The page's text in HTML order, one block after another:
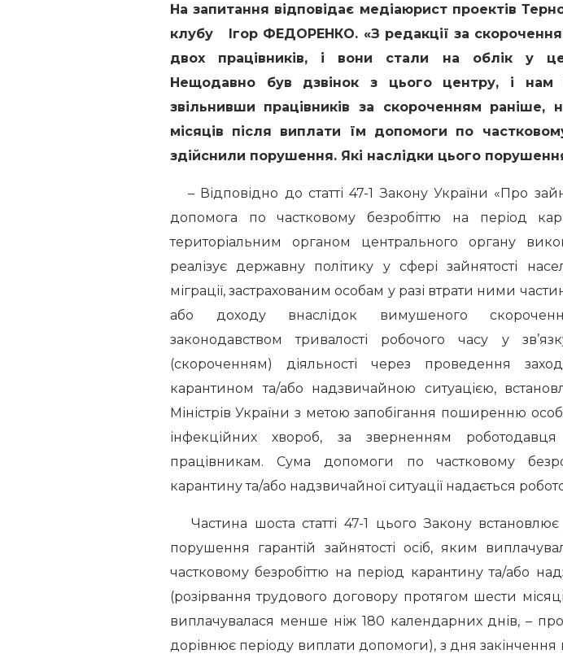
На запитання відповідає медіаюрист проектів
клубу Ігор ФЕДОРЕНКО. «З редакції за
двох працівників, і вони стали на облік у
Нещодавно був дзвінок з цього центру, і нам
звільнивши працівників за скороченням раніше,
місяців після виплати їм допомоги по
здійснили порушення. Які наслідки цього
– Відповідно до статті 47-1 Закону України «Про
допомога по частковому безробіттю на період
територіальним органом центрального органу
реалізує державну політику у сфері зайнятості
міграції, застрахованим особам у разі втрати ними
або доходу внаслідок вимушеного
законодавством тривалості робочого часу у
(скороченням) діяльності через проведення
карантином та/або надзвичайною ситуацією,
Міністрів України з метою запобігання поширенню
інфекційних хвороб, за зверненням
працівникам. Сума допомоги по частковому
карантину та/або надзвичайної ситуації надається
Частина шоста статті 47-1 цього Закону
порушення гарантій зайнятості осіб, яким
частковому безробіттю на період карантину та/або
(розірвання трудового договору протягом шести
виплачувалася менше ніж 180 календарних днів, –
дорівнює періоду виплати допомоги), з дня